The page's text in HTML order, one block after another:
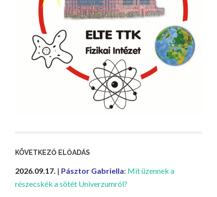
KÖVETKEZŐ ELŐADÁS
2026.09.17. | Pásztor Gabriella: Mit üzennek a
részecskék a sötét Univerzumról?